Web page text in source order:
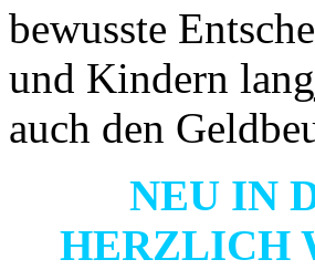
bewusste
und Kindern
auch den
NEU IN
HERZLICH